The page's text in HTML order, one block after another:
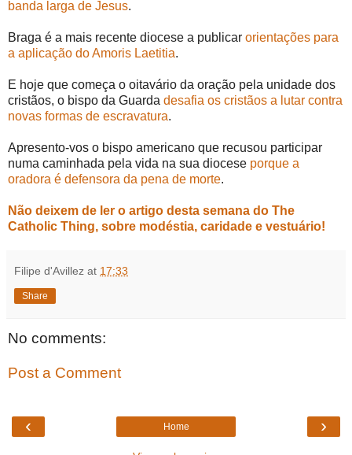
banda larga de Jesus.
Braga é a mais recente diocese a publicar orientações para
a aplicação do Amoris Laetitia.
E hoje que começa o oitavário da oração pela unidade dos
cristãos, o bispo da Guarda desafia os cristãos a lutar contra
novas formas de escravatura.
Apresento-vos o bispo americano que recusou participar
numa caminhada pela vida na sua diocese porque a
oradora é defensora da pena de morte.
Não deixem de ler o artigo desta semana do The
Catholic Thing, sobre modéstia, caridade e vestuário!
Filipe d'Avillez at 17:33
Share
No comments:
Post a Comment
‹ ›
Home